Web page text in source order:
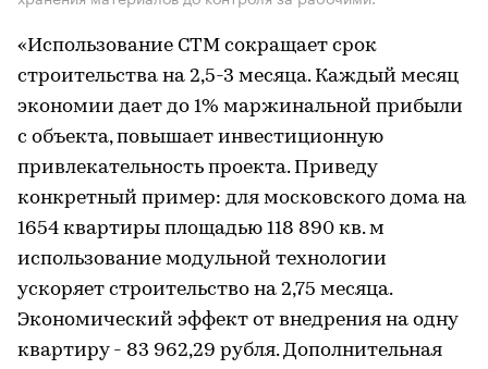
«Использование СТМ сокращает срок
строительства на 2,5-3 месяца. Каждый месяц
экономии дает до 1% маржинальной прибыли
с объекта, повышает инвестиционную
привлекательность проекта. Приведу
конкретный пример: для московского дома на
1654 квартиры площадью 118 890 кв. м
использование модульной технологии
ускоряет строительство на 2,75 месяца.
Экономический эффект от внедрения на одну
квартиру - 83 962,29 рубля. Дополнительная